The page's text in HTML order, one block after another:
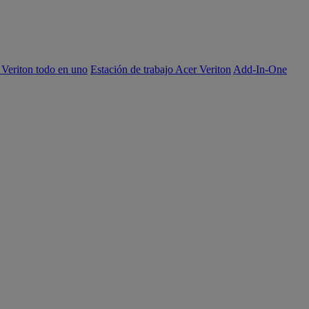
todo en uno Estación de trabajo Acer Veriton Add-In-One